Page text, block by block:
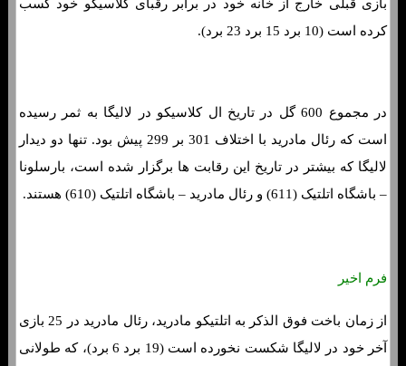
بازی قبلی خارج از خانه خود در برابر رقبای کلاسیکو خود کسب
کرده است (10 برد 15 برد 23 برد).
در مجموع 600 گل در تاریخ ال کلاسیکو در لالیگا به ثمر رسیده
است که رئال مادرید با اختلاف 301 بر 299 پیش بود. تنها دو دیدار
لالیگا که بیشتر در تاریخ این رقابت ها برگزار شده است، بارسلونا
– باشگاه اتلتیک (611) و رئال مادرید – باشگاه اتلتیک (610) هستند.
فرم اخیر
از زمان باخت فوق الذکر به اتلتیکو مادرید، رئال مادرید در 25 بازی
آخر خود در لالیگا شکست نخورده است (19 برد 6 برد)، که طولانی